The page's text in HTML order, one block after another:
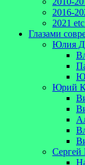
2016-
2021
Глазами
Юлия
Юрий
Сергей